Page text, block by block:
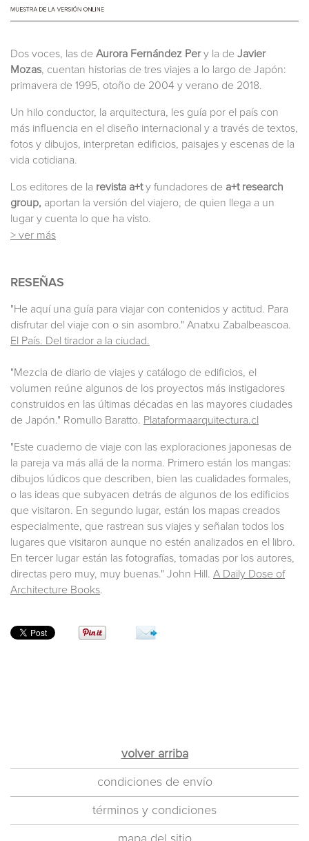
Dos voces, las de Aurora Fernández Pery la de Javier
Mozas, cuentan historias de tres viajes a lo largo de Japón:
primavera de 1995, otoño de 2004 y verano de 2018.
Un hilo conductor, la arquitectura, les guía por el país con
más influencia en el diseño internacional y a través de textos,
fotos y dibujos, interpretan edificios, paisajes y escenas de la
vida cotidiana.
Los editores de la revista a+ty fundadores de a+t research
group, aportan la versión del viajero, de quien llega a un
lugar y cuenta lo que ha visto.
> ver más
RESEÑAS
"He aquí una guía para viajar con contenidos y actitud. Para
disfrutar del viaje con o sin asombro." Anatxu Zabalbeascoa.
El País. Del tirador a la ciudad.
"Mezcla de diario de viajes y catálogo de edificios, el
volumen reúne algunos de los proyectos más instigadores
construidos en las últimas décadas en las mayores ciudades
de Japón." Romullo Baratto. Plataformaarquitectura.cl
"Este cuaderno de viaje con las exploraciones japonesas de
la pareja va más allá de la norma. Primero están los mangas:
dibujos lúdicos que describen, bien las cualidades formales,
o las ideas que subyacen detrás de algunos de los edificios
que visitaron. En segundo lugar, están los mapas creados
especialmente, que rastrean sus viajes y señalan todos los
lugares que visitaron aunque no estén analizados en el libro.
En tercer lugar están las fotografías, tomadas por los autores,
directas pero muy, muy buenas." John Hill. A Daily Dose of
Architecture Books.
volver arriba
condiciones de envío
términos y condiciones